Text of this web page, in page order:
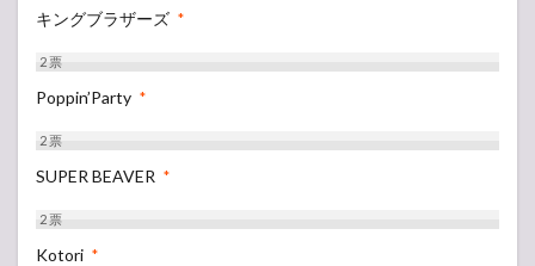
キングブラザーズ *
2票
Poppin’Party *
2票
SUPER BEAVER *
2票
Kotori *